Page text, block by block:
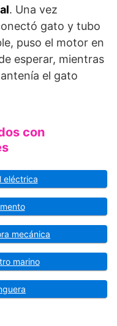
. Una vez
gato y tubo
puso el motor en
esperar, mientras
el gato
con
eléctrica
mecánica
marino